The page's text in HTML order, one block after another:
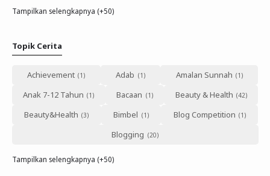
Tampilkan selengkapnya (+50)
Topik Cerita
Achievement Adab
Amalan Sunnah
Anak 7-12 Tahun
Bacaan
Beauty & Health
Beauty&Health
Bimbel
Blog Competition
Blogging
Tampilkan selengkapnya (+50)